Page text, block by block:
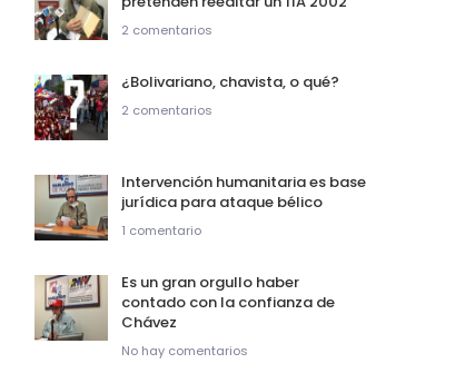
2 comentarios
¿Bolivariano, chavista, o qué?
2 comentarios
Intervención humanitaria es base
jurídica para ataque bélico
1 comentario
Es un gran orgullo haber
contado con la confianza de
Chávez
No hay comentarios